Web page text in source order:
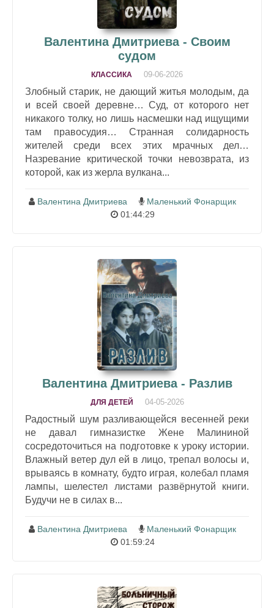
Валентина Дмитриева - Своим
судом
КЛАССИКА 09-06-2026
Злобный старик, не дающий житья молодым, да
и всей своей деревне… Суд, от которого нет
никакого толку, но лишь насмешки над ищущими
там правосудия… Странная солидарность
жителей среди всех этих мрачных дел…
Назревание критической точки невозврата, из
которой, как из жерла вулкана...
Валентина Дмитриева
Маленький Фонарщик
01:44:29
Валентина Дмитриева - Разлив
ДЛЯ ДЕТЕЙ 04-05-2026
Радостный шум разливающейся весенней реки
не давал гимназистке Жене Малининой
сосредоточиться на подготовке к уроку истории.
Влажный ветер дул ей в лицо, трепал волосы и,
врываясь в комнату, будто играя, колебал пламя
лампы, шелестел листами развёрнутой книги.
Будучи не в силах в...
Валентина Дмитриева
Маленький Фонарщик
01:59:24